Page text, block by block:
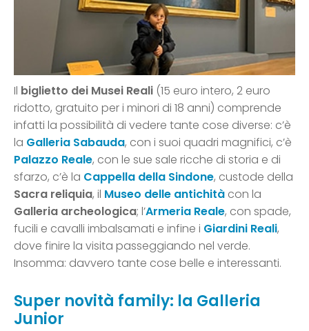
Il biglietto dei Musei Reali (15 euro intero, 2 euro
ridotto, gratuito per i minori di 18 anni) comprende
infatti la possibilità di vedere tante cose diverse: c’è
la Galleria Sabauda, con i suoi quadri magnifici, c’è
Palazzo Reale, con le sue sale ricche di storia e di
sfarzo, c’è la Cappella della Sindone, custode della
Sacra reliquia, il Museo delle antichità con la
Galleria archeologica; l’Armeria Reale, con spade,
fucili e cavalli imbalsamati e infine i Giardini Reali,
dove finire la visita passeggiando nel verde.
Insomma: davvero tante cose belle e interessanti.
Super novità family: la Galleria
Junior